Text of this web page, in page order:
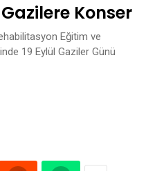
Konser
Eğitim ve
19 Eylül Gaziler Günü